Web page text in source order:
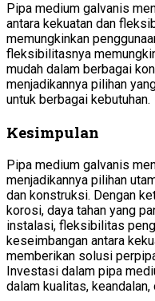
Pipa medium galvanis
antara kekuatan dan
memungkinkan
fleksibilitasnya
mudah dalam berbagai
menjadikannya pilihan
untuk berbagai kebutuhan.
Kesimpulan
Pipa medium galvanis
menjadikannya pilihan
dan konstruksi. Dengan
korosi, daya tahan yang
instalasi, fleksibilitas
keseimbangan antara
memberikan solusi
Investasi dalam pipa
dalam kualitas, keandalan,